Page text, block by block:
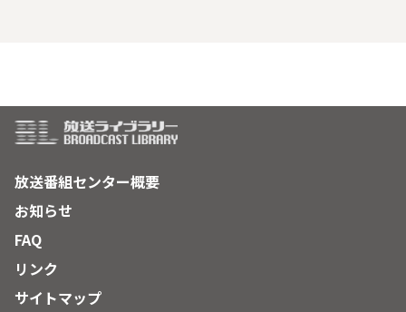
放送番組センター概要
お知らせ
FAQ
リンク
サイトマップ